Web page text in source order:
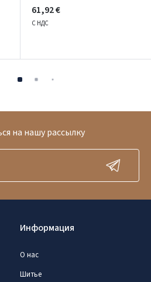
61,92 €
С НДС
Информация
О нас
Шитье
на нашу рассылку